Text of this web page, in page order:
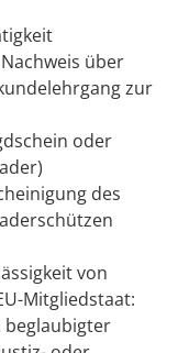
über
zur
oder
des
von
Mitgliedstaat:
beglaubigter